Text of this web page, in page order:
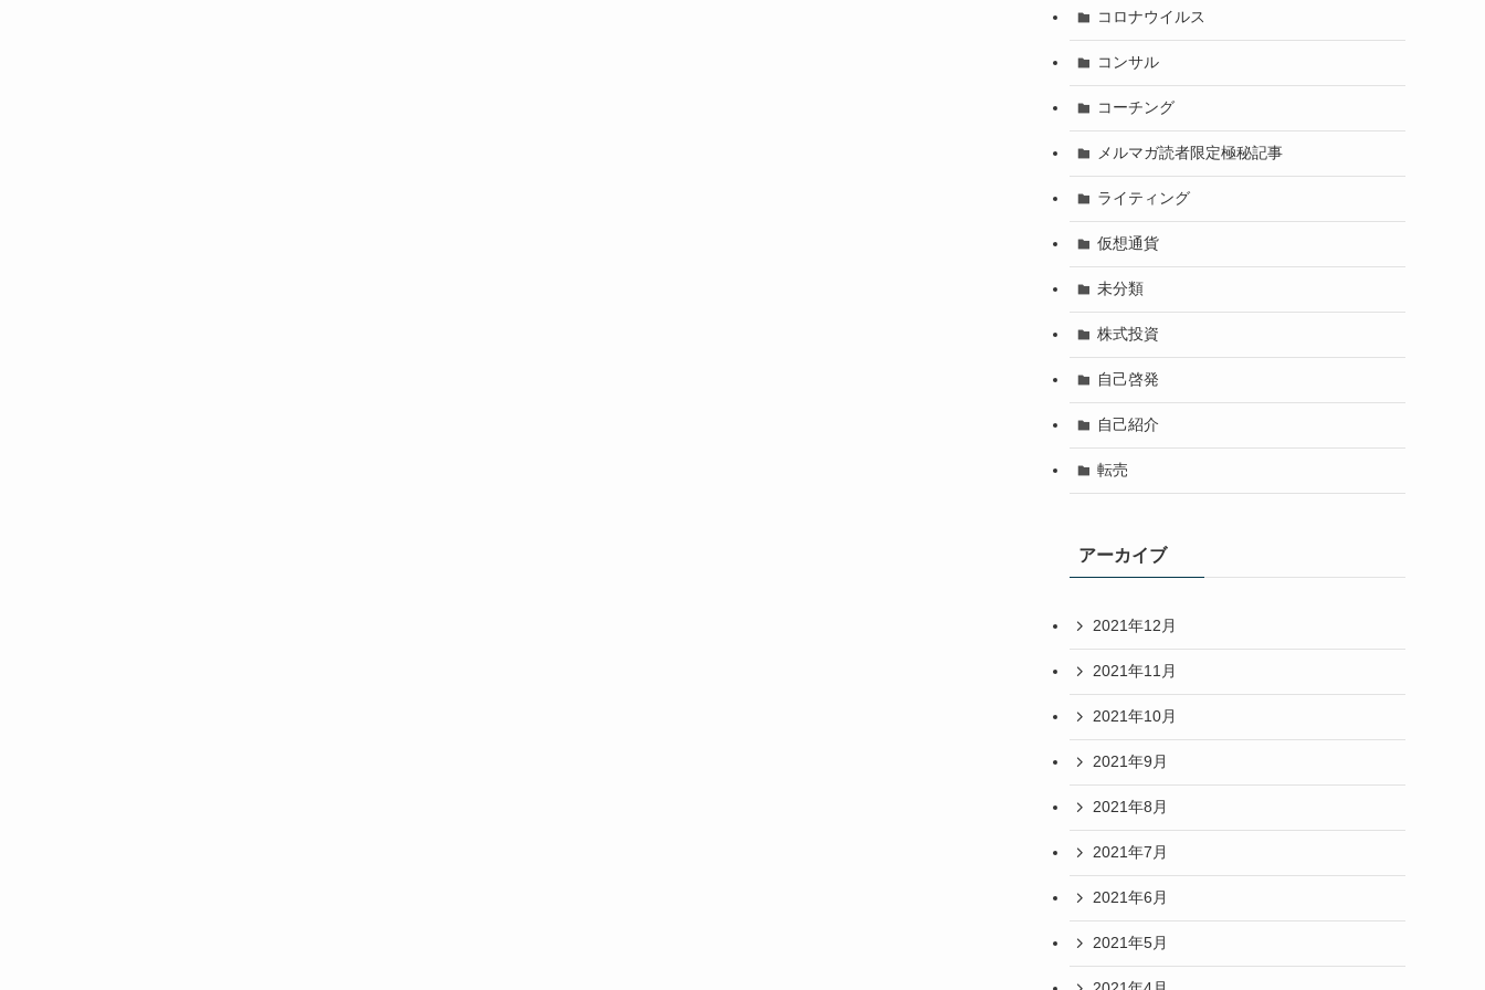
コロナウイルス
コンサル
コーチング
メルマガ読者限定極秘記事
ライティング
仮想通貨
未分類
株式投資
自己啓発
自己紹介
転売
アーカイブ
2021年12月
2021年11月
2021年10月
2021年9月
2021年8月
2021年7月
2021年6月
2021年5月